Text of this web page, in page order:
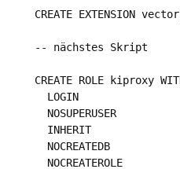
CREATE EXTENSION
-- nächstes Skript
CREATE ROLE kiproxy